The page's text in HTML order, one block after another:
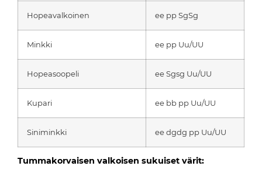
Hopeavalkoinen ee pp SgSg
Minkki ee pp Uu/UU
Hopeasoopeli ee Sgsg Uu/UU
Kupari ee bb pp Uu/UU
Siniminkki ee dgdg pp Uu/UU
Tummakorvaisen valkoisen sukuiset värit: